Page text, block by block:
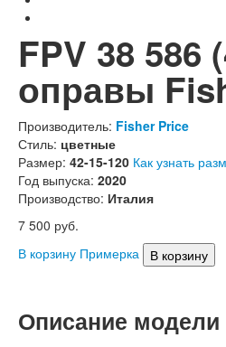
FPV 38 586
оправы
Производитель: Fisher Price
Стиль: цветные
Размер: 42-15-120 Как узнать
Год выпуска: 2020
Производство: Италия
7 500 руб.
В корзину Примерка
Описание модели